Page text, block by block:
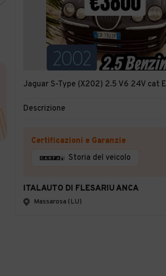
Jaguar S-Type (X202) 2.5 V6 24V cat
Descrizione
Certificazioni e Garanzie
Storia del veicolo
ITALAUTO DI FLESARIU ANCA
Massarosa (LU)